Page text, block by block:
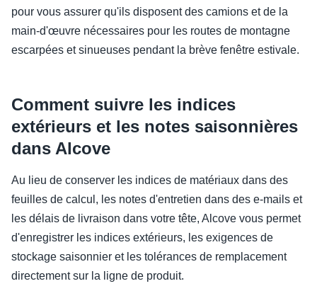
pour vous assurer qu'ils disposent des camions et de la
main-d'œuvre nécessaires pour les routes de montagne
escarpées et sinueuses pendant la brève fenêtre estivale.
Comment suivre les indices
extérieurs et les notes saisonnières
dans Alcove
Au lieu de conserver les indices de matériaux dans des
feuilles de calcul, les notes d'entretien dans des e-mails et
les délais de livraison dans votre tête, Alcove vous permet
d'enregistrer les indices extérieurs, les exigences de
stockage saisonnier et les tolérances de remplacement
directement sur la ligne de produit.